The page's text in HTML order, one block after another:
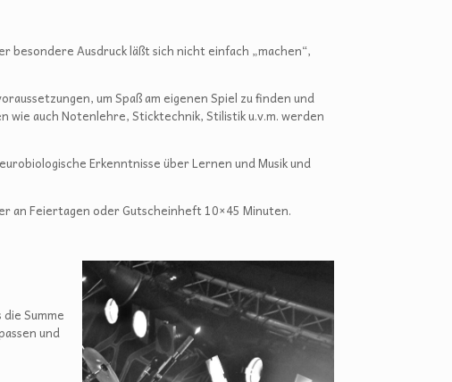
Ausdruck läßt sich nicht einfach „machen“,
um Spaß am eigenen Spiel zu finden und
wie auch Notenlehre, Sticktechnik, Stilistik u.v.m. werden
Erkenntnisse über Lernen und Musik und
an Feiertagen oder Gutscheinheft 10×45 Minuten.
Summe
und